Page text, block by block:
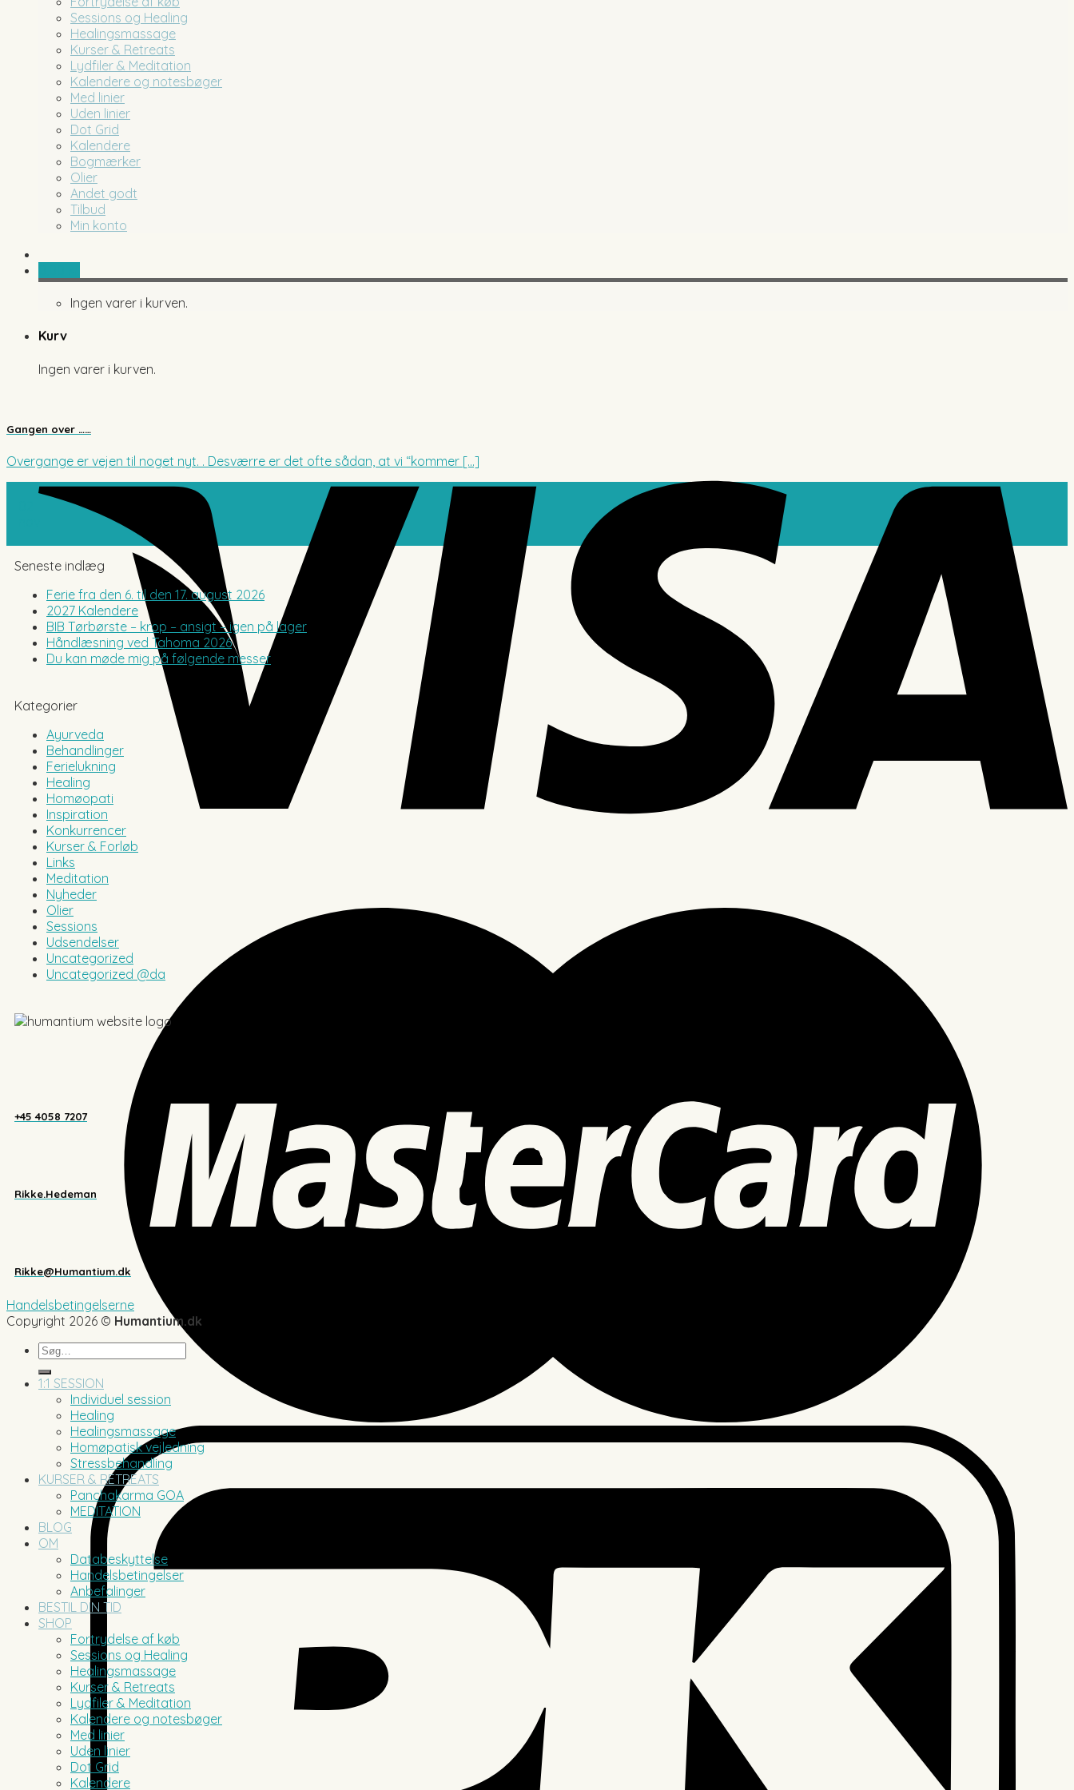
Sessions og Healing
Healingsmassage
Kurser & Retreats
Lydfiler & Meditation
Kalendere og notesbøger
Med linier
Uden linier
Dot Grid
Kalendere
Bogmærker
Olier
Andet godt
Tilbud
Min konto
Ingen varer i kurven.
Kurv
Ingen varer i kurven.
Gangen over ……
Overgange er vejen til noget nyt. . Desværre er det ofte sådan, at vi “kommer [...]
Seneste indlæg
Ferie fra den 6. til den 17. august 2026
2027 Kalendere
BIB Tørbørste – krop – ansigt – igen på lager
Håndlæsning ved Tahoma 2026
Du kan møde mig på følgende messer
Kategorier
Ayurveda
Behandlinger
Ferielukning
Healing
Homøopati
Inspiration
Konkurrencer
Kurser & Forløb
Links
Meditation
Nyheder
Olier
Sessions
Udsendelser
Uncategorized
Uncategorized @da
+45 4058 7207
Rikke.Hedeman
Rikke@Humantium.dk
Handelsbetingelserne
Copyright 2026 © Humantium.dk
Søg
1:1 SESSION
Individuel session
Healing
Healingsmassage
Homøpatisk vejledning
Stressbehandling
KURSER & RETREATS
Panchakarma GOA
MEDITATION
BLOG
OM
Databeskyttelse
Handelsbetingelser
Anbefalinger
BESTIL DIN TID
SHOP
Fortrydelse af køb
Sessions og Healing
Healingsmassage
Kurser & Retreats
Lydfiler & Meditation
Kalendere og notesbøger
Med linier
Uden linier
Dot Grid
Kalendere